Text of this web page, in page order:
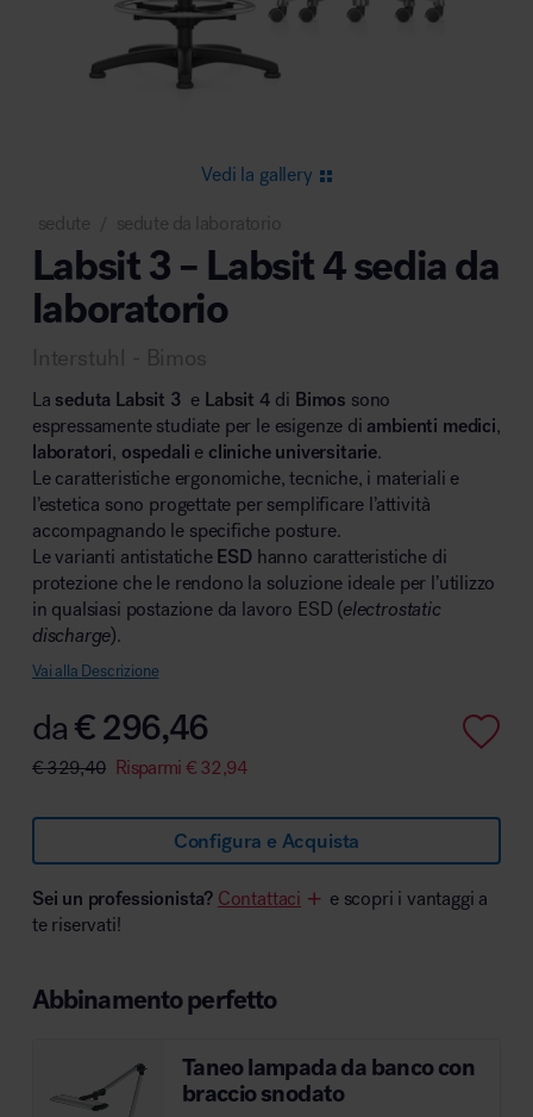
Area riunione e convegni
Area lounge e attesa
Area outdoor
Area hospitality
MillerKnoll
Vedi la gallery
sedute sedute da laboratorio
Labsit 3 – Labsit 4 sedia da
laboratorio
Interstuhl - Bimos
La seduta Labsit 3 e Labsit 4 di Bimos sono
espressamente studiate per le esigenze di ambienti medici,
laboratori, ospedali e cliniche universitarie.
Le caratteristiche ergonomiche, tecniche, i materiali e
l’estetica sono progettate per semplificare l’attività
accompagnando le specifiche posture.
Le varianti antistatiche ESD hanno caratteristiche di
protezione che le rendono la soluzione ideale per l’utilizzo
in qualsiasi postazione da lavoro ESD (electrostatic
discharge).
Vai alla Descrizione
da€296,46
€329,40 Risparmi €32,94
Configura e Acquista
Sei un professionista? Contattaci
e scopri i vantaggi a
te riservati!
Abbinamento perfetto
Taneo lampada da banco con
braccio snodato